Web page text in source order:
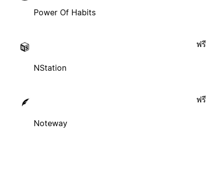
Power Of Habits
NStation
ฟรี
Noteway
ฟรี